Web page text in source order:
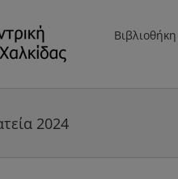
Βιβλιοθήκη
2024